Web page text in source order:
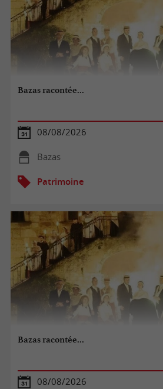
Bazas racontée...
08/08/2026
Bazas
Patrimoine
Bazas racontée...
08/08/2026